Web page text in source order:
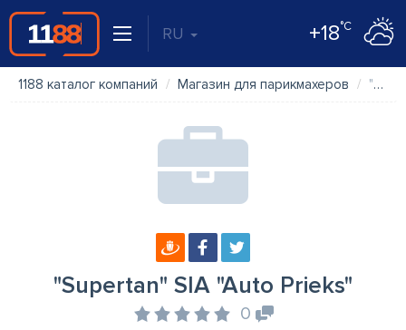
RU +18°C
1188 каталог компаний Магазин для парикмахеров "Supertan" SIA "Auto Prieks"
"Supertan" SIA "Auto Prieks"
0